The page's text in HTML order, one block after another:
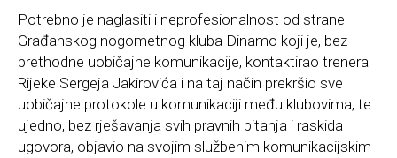
Potrebno je naglasiti i neprofesionalnost od strane
Građanskog nogometnog kluba Dinamo koji je, bez
prethodne uobičajne komunikacije, kontaktirao trenera
Rijeke Sergeja Jakirovića i na taj način prekršio sve
uobičajne protokole u komunikaciji među klubovima, te
ujedno, bez rješavanja svih pravnih pitanja i raskida
ugovora, objavio na svojim službenim komunikacijskim